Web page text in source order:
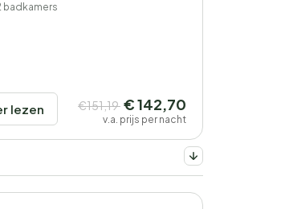
badkamers
lezen €151,19 € 142,70
v.a. prijs per nacht